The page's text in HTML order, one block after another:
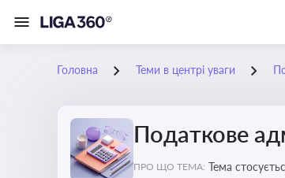
Головна Теми в центрі уваги
Податкове
ПРО ЩО ТЕМА: Тема